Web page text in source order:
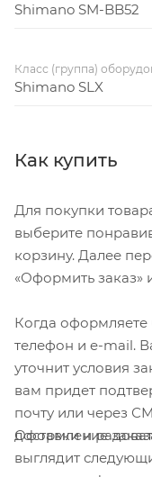
Shimano SM-BB52
Класс (группа)
Shimano SLX
Как купить
Для покупки
выберите
корзину. Далее
«Оформить заказ»
Когда
телефон и e-mail.
уточнит условия
вам придет
почту или через
доставки и
Оформление
выглядит